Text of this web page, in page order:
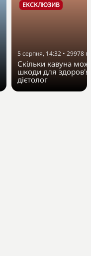
ЕКСКЛЮЗИВ
5 серпня, 14:32 • 29978
Скільки кавуна
шкоди для
дієтолог